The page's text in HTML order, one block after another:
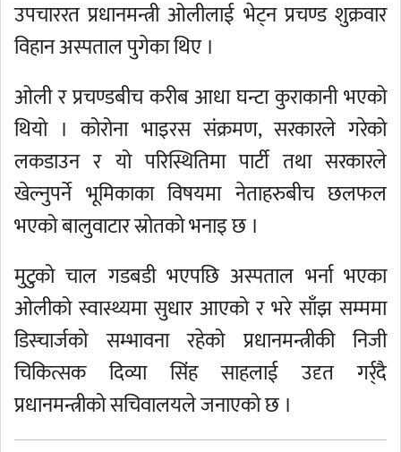
उपचाररत प्रधानमन्त्री ओलीलाई भेट्न प्रचण्ड शुक्रवार
विहान अस्पताल पुगेका थिए ।
ओली र प्रचण्डबीच करीब आधा घन्टा कुराकानी भएको
थियो । कोरोना भाइरस संक्रमण, सरकारले गरेको
लकडाउन र यो परिस्थितिमा पार्टी तथा सरकारले
खेल्नुपर्ने भूमिकाका विषयमा नेताहरुबीच छलफल
भएको बालुवाटार स्रोतको भनाइ छ ।
मुटुको चाल गडबडी भएपछि अस्पताल भर्ना भएका
ओलीको स्वास्थ्यमा सुधार आएको र भरे साँझ सम्ममा
डिस्चार्जको सम्भावना रहेको प्रधानमन्त्रीकी निजी
चिकित्सक दिव्या सिंह साहलाई उदृत गर्र्दै
प्रधानमन्त्रीको सचिवालयले जनाएको छ ।